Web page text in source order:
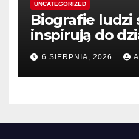
UNCATEGORIZED
Biografie ludzi
inspirują do
6 SIERPNIA, 2026